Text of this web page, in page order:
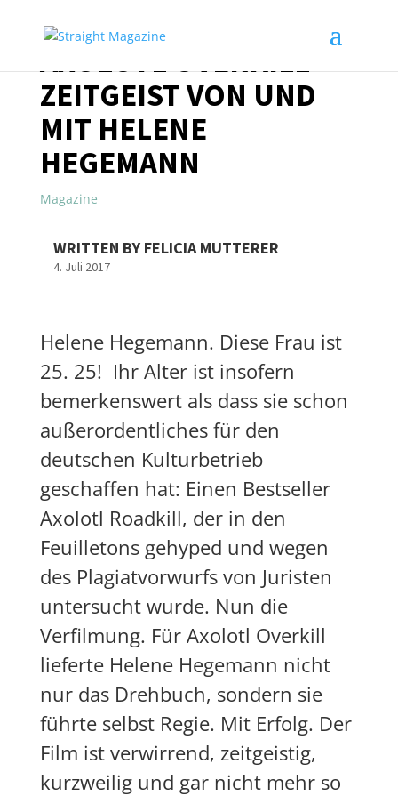
AXOLOTL OVERKILL –
ZEITGEIST VON UND
MIT HELENE
HEGEMANN
Magazine
WRITTEN BY FELICIA MUTTERER
4. Juli 2017
Helene Hegemann. Diese Frau ist
25. 25! Ihr Alter ist insofern
bemerkenswert als dass sie schon
außerordentliches für den
deutschen Kulturbetrieb
geschaffen hat: Einen Bestseller
Axolotl Roadkill, der in den
Feuilletons gehyped und wegen
des Plagiatvorwurfs von Juristen
untersucht wurde. Nun die
Verfilmung. Für Axolotl Overkill
lieferte Helene Hegemann nicht
nur das Drehbuch, sondern sie
führte selbst Regie. Mit Erfolg. Der
Film ist verwirrend, zeitgeistig,
kurzweilig und gar nicht mehr so